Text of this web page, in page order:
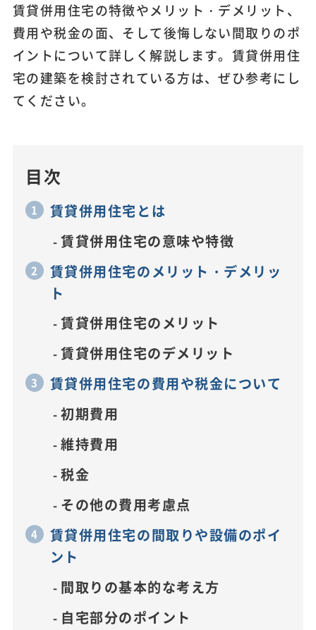
賃貸併用住宅の特徴やメリット・デメリット、
費用や税金の面、そして後悔しない間取りのポ
イントについて詳しく解説します。賃貸併用住
宅の建築を検討されている方は、ぜひ参考にし
てください。
目次
賃貸併用住宅とは
賃貸併用住宅の意味や特徴
賃貸併用住宅のメリット・デメリッ
ト
賃貸併用住宅のメリット
賃貸併用住宅のデメリット
賃貸併用住宅の費用や税金について
初期費用
維持費用
税金
その他の費用考慮点
賃貸併用住宅の間取りや設備のポイ
ント
間取りの基本的な考え方
自宅部分のポイント